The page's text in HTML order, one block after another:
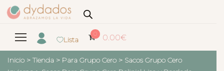
Lista
0 0.00€
Inicio > Tienda > Para Grupo Cero > Sacos Grupo Cero